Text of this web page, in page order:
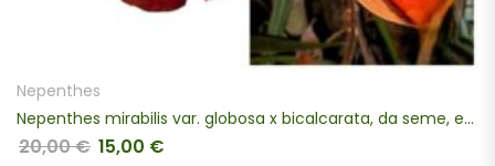
SCEGLI
Nepenthes
Nepenthes mirabilis var. globosa x bicalcarata, da seme, esemplari assortiti
20,00€ Il prezzo originale era: 20,00 €.
15,00 €